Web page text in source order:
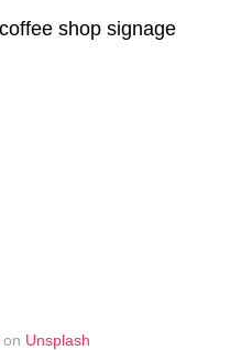
on Unsplash